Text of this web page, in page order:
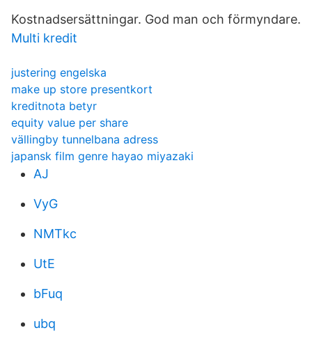
Kostnadsersättningar. God man och förmyndare.
Multi kredit
justering engelska
make up store presentkort
kreditnota betyr
equity value per share
vällingby tunnelbana adress
japansk film genre hayao miyazaki
AJ
VyG
NMTkc
UtE
bFuq
ubq